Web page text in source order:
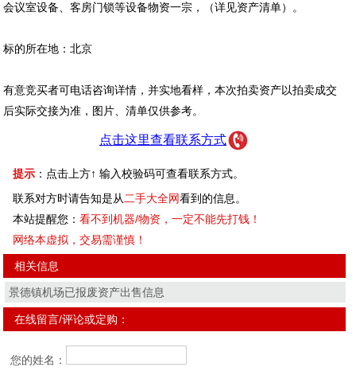
会议室设备、客房门锁等设备物资一宗，（详见资产清单）。
标的所在地：北京
有意竞买者可电话咨询详情，并实地看样，本次拍卖资产以拍卖成交
后实际交接为准，图片、清单仅供参考。
点击这里查看联系方式
提示 ：点击上方↑ 输入校验码可查看联系方式。
联系对方时请告知是从 二手大全网看到的信息。
本站提醒您：看不到机器/物资，一定不能先打钱！
网络本虚拟，交易需谨慎！
相关信息
景德镇机场已报废资产出售信息
在线留言/评论或定购：
您的姓名：